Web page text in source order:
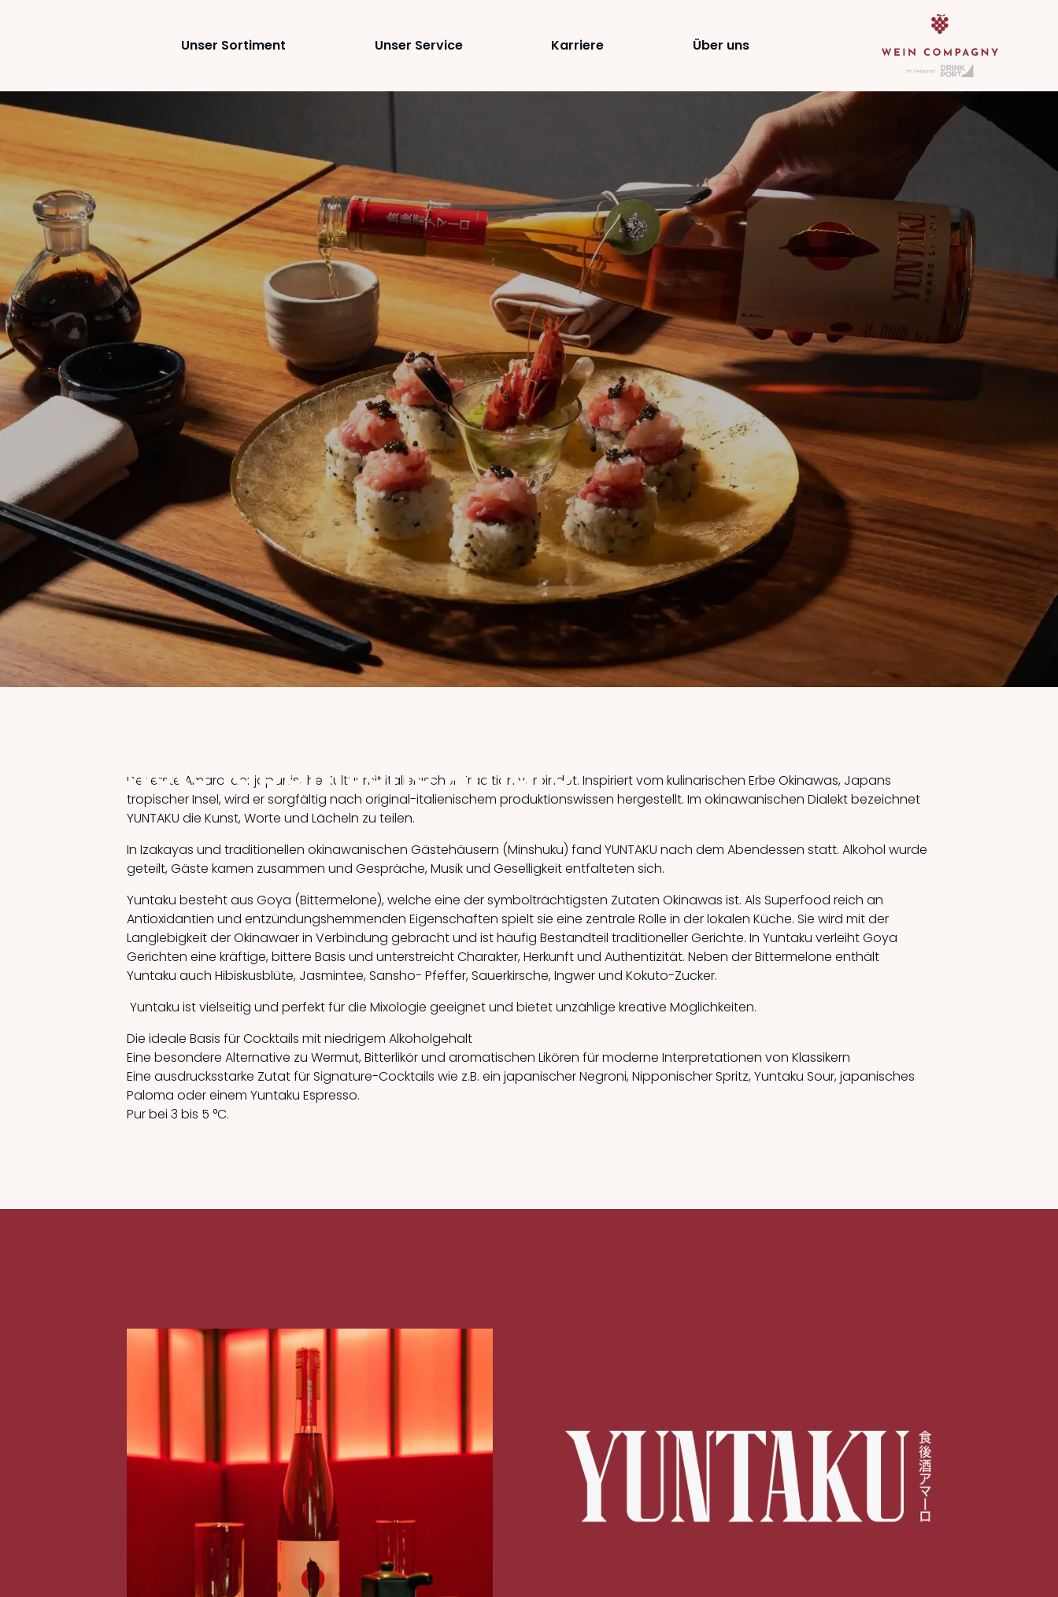
Unser Sortiment Unser Service Karriere Über uns
Der erste japanische Amaro
Der erste Amaro, der japanische Kultur mit italienischer Tradition verbindet. Inspiriert vom kulinarischen Erbe Okinawas, Japans
tropischer Insel, wird er sorgfältig nach original-italienischem produktionswissen hergestellt. Im okinawanischen Dialekt bezeichnet
YUNTAKU die Kunst, Worte und Lächeln zu teilen.
In Izakayas und traditionellen okinawanischen Gästehäusern (Minshuku) fand YUNTAKU nach dem Abendessen statt. Alkohol wurde
geteilt, Gäste kamen zusammen und Gespräche, Musik und Geselligkeit entfalteten sich.
Yuntaku besteht aus Goya (Bittermelone), welche eine der symbolträchtigsten Zutaten Okinawas ist. Als Superfood reich an
Antioxidantien und entzündungshemmenden Eigenschaften spielt sie eine zentrale Rolle in der lokalen Küche. Sie wird mit der
Langlebigkeit der Okinawaer in Verbindung gebracht und ist häufig Bestandteil traditioneller Gerichte. In Yuntaku verleiht Goya
Gerichten eine kräftige, bittere Basis und unterstreicht Charakter, Herkunft und Authentizität. Neben der Bittermelone enthält
Yuntaku auch Hibiskusblüte, Jasmintee, Sansho- Pfeffer, Sauerkirsche, Ingwer und Kokuto-Zucker.
Yuntaku ist vielseitig und perfekt für die Mixologie geeignet und bietet unzählige kreative Möglichkeiten.
Die ideale Basis für Cocktails mit niedrigem Alkoholgehalt
Eine besondere Alternative zu Wermut, Bitterlikör und aromatischen Likören für moderne Interpretationen von Klassikern
Eine ausdrucksstarke Zutat für Signature-Cocktails wie z.B. ein japanischer Negroni, Nipponischer Spritz, Yuntaku Sour, japanisches
Paloma oder einem Yuntaku Espresso.
Pur bei 3 bis 5 °C.